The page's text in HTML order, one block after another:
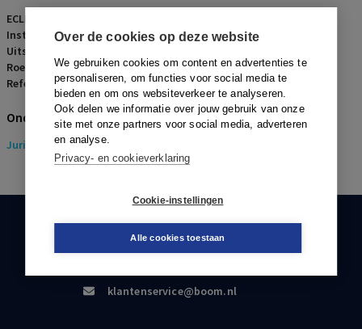
Over de cookies op deze website
We gebruiken cookies om content en advertenties te
personaliseren, om functies voor social media te
bieden en om ons websiteverkeer te analyseren.
Ook delen we informatie over jouw gebruik van onze
site met onze partners voor social media, adverteren
en analyse.
Privacy- en cookieverklaring
Cookie-instellingen
Alle cookies toestaan
ECLI:
Instantie:Raad van State
Uitspraakdatum:
Roepnaam:Amersfoort/bestemmingsplan 'Euterpeplein 1 e.o.'
Referentienummer:OGR-2017-0029
Onderwerpen
Juridisch> Omgevingsrecht
KLANTENSERVICE
klantenservice@boom.nl